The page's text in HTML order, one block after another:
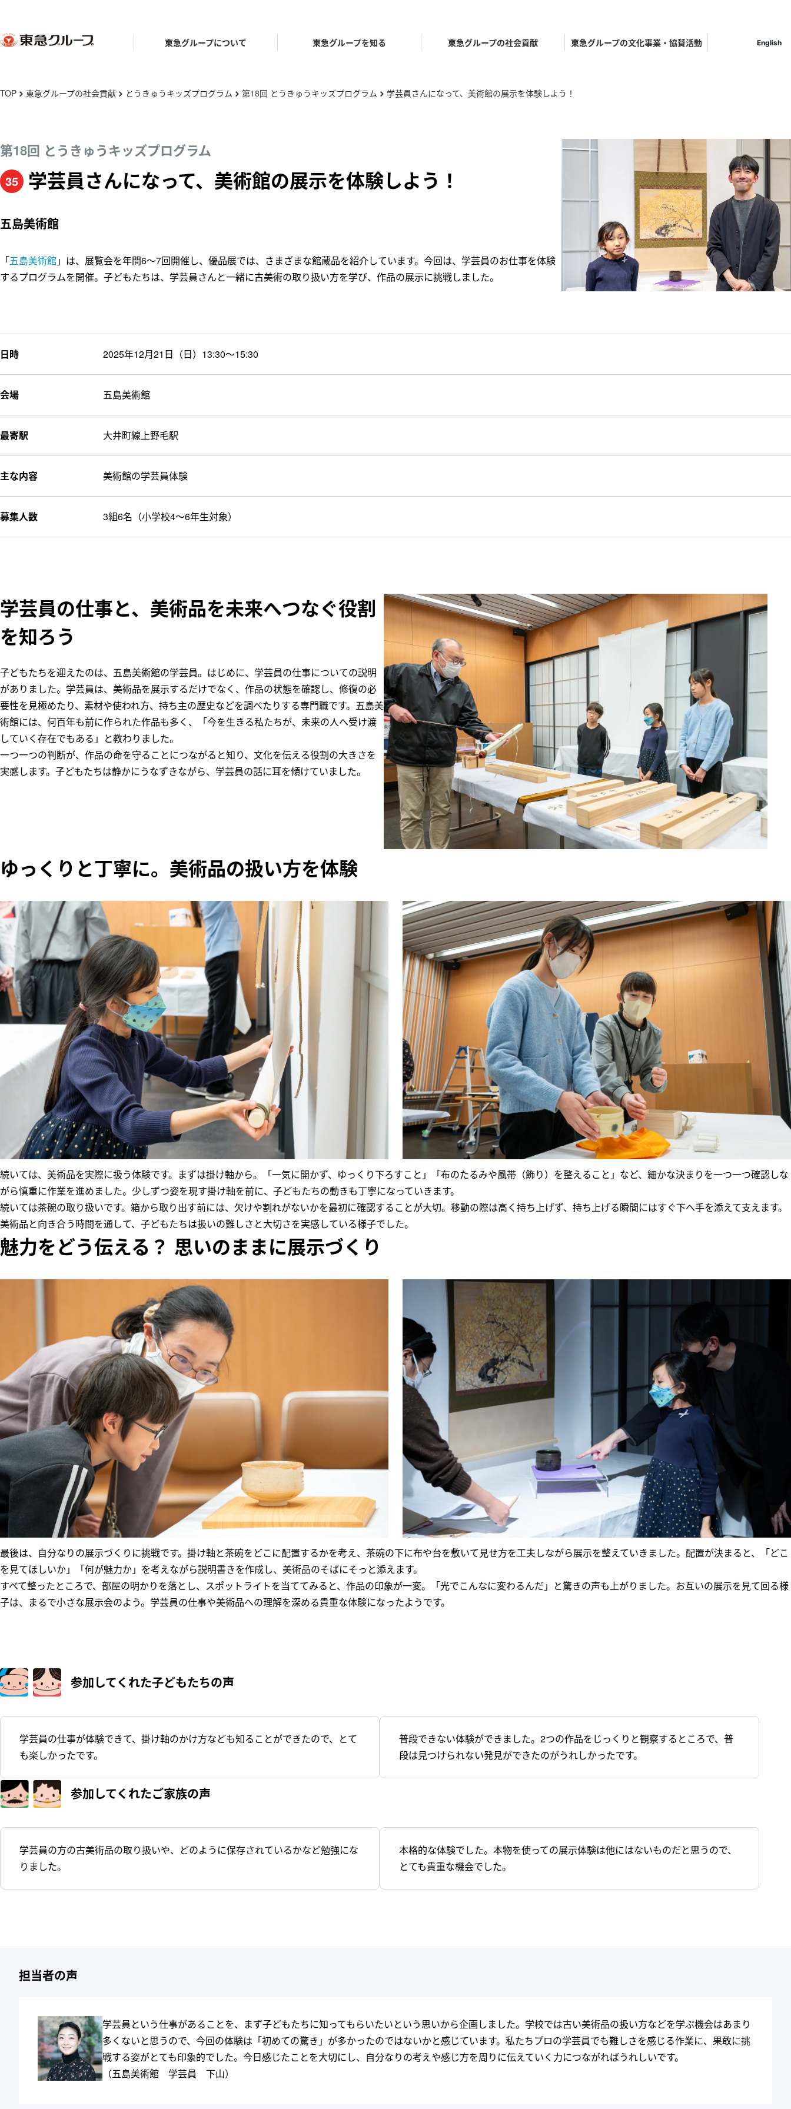
メ
コ
ン
テ
ン
に
動
東急グループについて
東急グループの事業 東急グループ会社・団体一覧 東急グループパンフレット
東急グループを知る
渋沢栄一・矢野恒太・小林一三 田園調布
多摩田園都市
東急グループの社会貢献
五島育英会
亜細亜学園
五島美術館
東急病院
とうきゅうキッズプログラム
WE DO ECO.
東急会
東急グループの文化事業・協賛活動 English
TOP chevron_right 東急グループの社会貢献 chevron_right とうきゅうキッズプログラム chevron_right 第18回 とうきゅうキッズプログラム chevron_right 学芸員さんになって、美術館の展示を体験しよう！
第18回 とうきゅうキッズプログラム
35 学芸員さんになって、美術館の展示を体験しよう！
五島美術館
「五島美術館」は、展覧会を年間6～7回開催し、優品展では、さまざまな館蔵品を紹介しています。今回は、学芸員のお仕事を体験
するプログラムを開催。子どもたちは、学芸員さんと一緒に古美術の取り扱い方を学び、作品の展示に挑戦しました。
日時 2025年12月21日（日）13:30～15:30
会場 五島美術館
最寄駅 大井町線上野毛駅
主な内容 美術館の学芸員体験
募集人数 3組6名（小学校4～6年生対象）
学芸員の仕事と、美術品を未来へつなぐ役割
を知ろう
子どもたちを迎えたのは、五島美術館の学芸員。はじめに、学芸員の仕事についての説明
がありました。学芸員は、美術品を展示するだけでなく、作品の状態を確認し、修復の必
要性を見極めたり、素材や使われ方、持ち主の歴史などを調べたりする専門職です。五島美
術館には、何百年も前に作られた作品も多く、「今を生きる私たちが、未来の人へ受け渡
していく存在でもある」と教わりました。
一つ一つの判断が、作品の命を守ることにつながると知り、文化を伝える役割の大きさを
実感します。子どもたちは静かにうなずきながら、学芸員の話に耳を傾けていました。
ゆっくりと丁寧に。美術品の扱い方を体験
続いては、美術品を実際に扱う体験です。まずは掛け軸から。「一気に開かず、ゆっくり下ろすこと」「布のたるみや風帯（飾り）を整えること」など、細かな決まりを一つ一つ確認しな
がら慎重に作業を進めました。少しずつ姿を現す掛け軸を前に、子どもたちの動きも丁寧になっていきます。
続いては茶碗の取り扱いです。箱から取り出す前には、欠けや割れがないかを最初に確認することが大切。移動の際は高く持ち上げず、持ち上げる瞬間にはすぐ下へ手を添えて支えます。
美術品と向き合う時間を通して、子どもたちは扱いの難しさと大切さを実感している様子でした。
魅力をどう伝える？ 思いのままに展示づくり
最後は、自分なりの展示づくりに挑戦です。掛け軸と茶碗をどこに配置するかを考え、茶碗の下に布や台を敷いて見せ方を工夫しながら展示を整えていきました。配置が決まると、「どこ
を見てほしいか」「何が魅力か」を考えながら説明書きを作成し、美術品のそばにそっと添えます。
すべて整ったところで、部屋の明かりを落とし、スポットライトを当ててみると、作品の印象が一変。「光でこんなに変わるんだ」と驚きの声も上がりました。お互いの展示を見て回る様
子は、まるで小さな展示会のよう。学芸員の仕事や美術品への理解を深める貴重な体験になったようです。
参加してくれた子どもたちの声
学芸員の仕事が体験できて、掛け軸のかけ方なども知ることができたので、とて
も楽しかったです。
普段できない体験ができました。2つの作品をじっくりと観察するところで、普
段は見つけられない発見ができたのがうれしかったです。
参加してくれたご家族の声
学芸員の方の古美術品の取り扱いや、どのように保存されているかなど勉強にな
りました。
本格的な体験でした。本物を使っての展示体験は他にはないものだと思うので、
とても貴重な機会でした。
担当者の声
学芸員という仕事があることを、まず子どもたちに知ってもらいたいという思いから企画しました。学校では古い美術品の扱い方などを学ぶ機会はあまり
多くないと思うので、今回の体験は「初めての驚き」が多かったのではないかと感じています。私たちプロの学芸員でも難しさを感じる作業に、果敢に挑
戦する姿がとても印象的でした。今日感じたことを大切にし、自分なりの考えや感じ方を周りに伝えていく力につながればうれしいです。
（五島美術館 学芸員 下山）